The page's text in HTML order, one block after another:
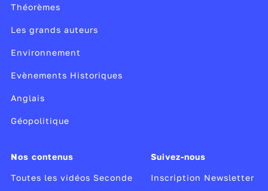
Théorèmes
Les grands auteurs
Environnement
Evènements Historiques
Anglais
Géopolitique
Nos contenus
Toutes les vidéos Seconde
Suivez-nous
Inscription Newsletter